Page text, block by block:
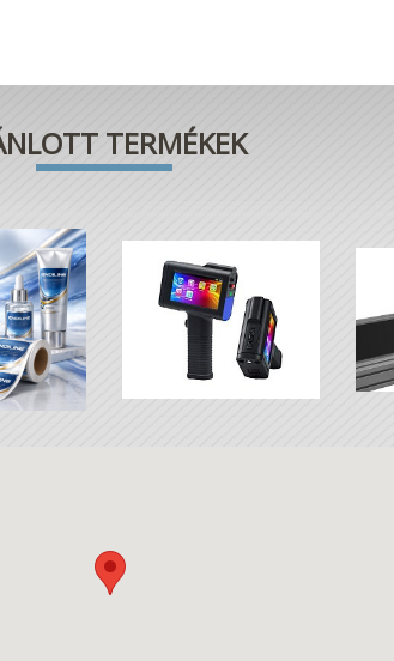
TERMÉKEK